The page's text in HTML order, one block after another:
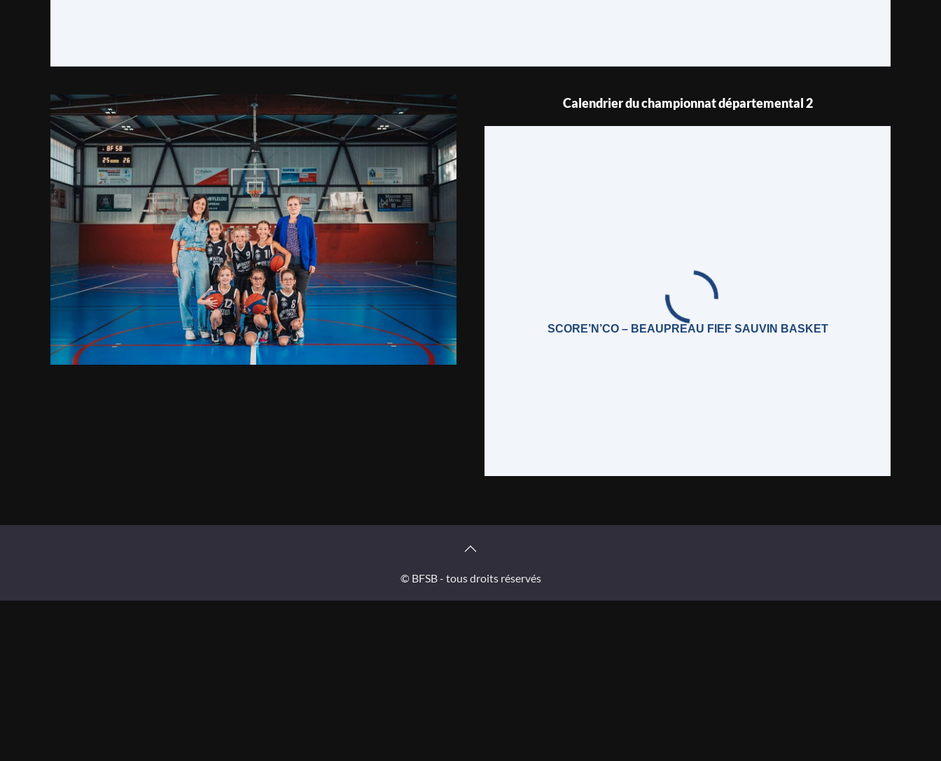
Calendrier du championnat départemental 2
SCORE’N’CO – BEAUPREAU FIEF SAUVIN BASKET
© BFSB - tous droits réservés